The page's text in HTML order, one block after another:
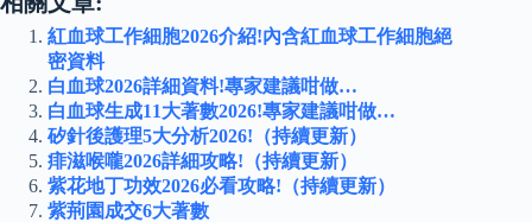
紅血球工作細胞2026介紹!內含紅血球工作細胞絕
密資料
白血球2026詳細資料!專家建議咁做…
白血球生成11大著數2026!專家建議咁做…
矽針後護理5大分析2026!（持續更新）
痱滋喉嚨2026詳細攻略!（持續更新）
紫花地丁功效2026必看攻略!（持續更新）
紫荊園成交6大著數